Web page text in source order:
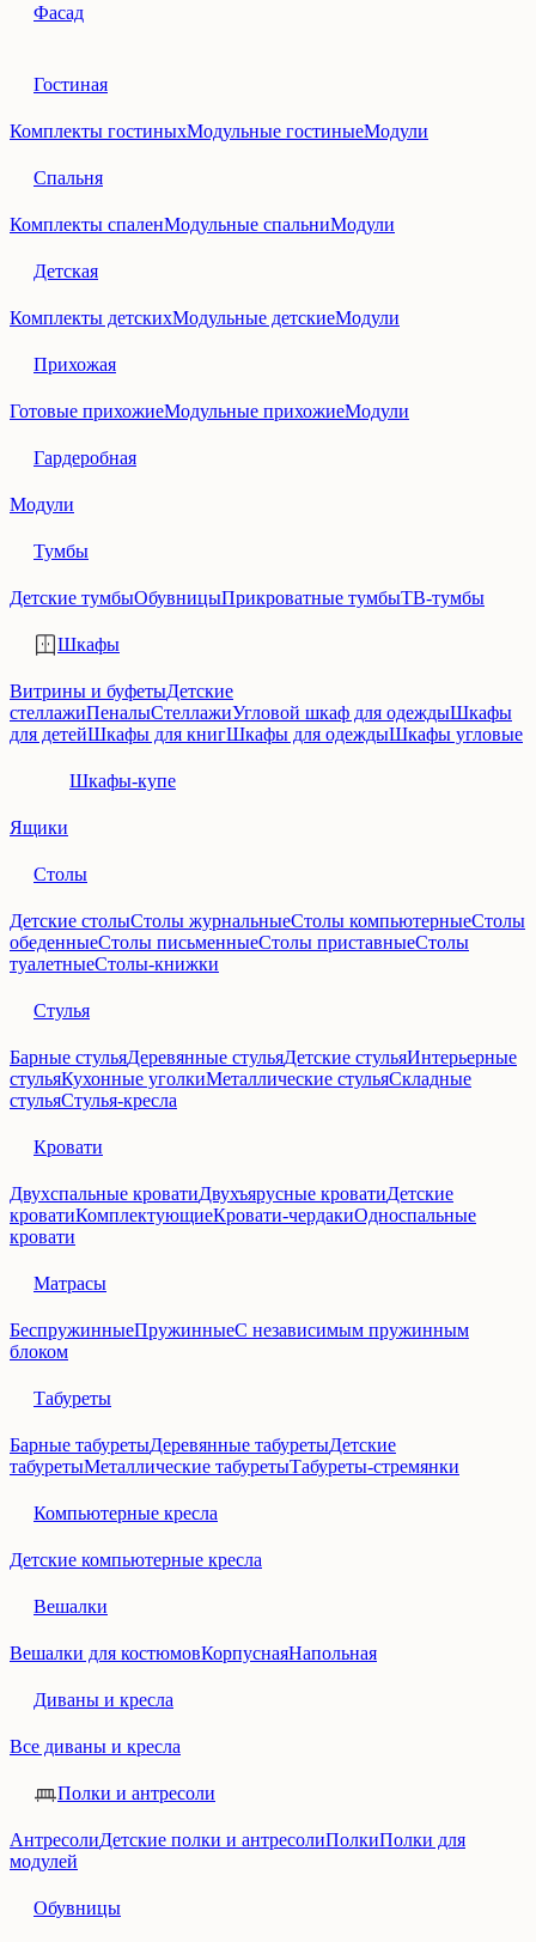
Фасад
Гостиная
Комплекты гостиныхМодульные гостиныеМодули
Спальня
Комплекты спаленМодульные спальниМодули
Детская
Комплекты детскихМодульные детскиеМодули
Прихожая
Готовые прихожиеМодульные прихожиеМодули
Гардеробная
Модули
Тумбы
Детские тумбыОбувницыПрикроватные тумбыТВ-тумбы
Шкафы
Витрины и буфетыДетские
стеллажиПеналыСтеллажиУгловой шкаф для одеждыШкафы
для детейШкафы для книгШкафы для одеждыШкафы угловые
Шкафы-купе
Ящики
Столы
Детские столыСтолы журнальныеСтолы компьютерныеСтолы
обеденныеСтолы письменныеСтолы приставныеСтолы
туалетныеСтолы-книжки
Стулья
Барные стульяДеревянные стульяДетские стульяИнтерьерные
стульяКухонные уголкиМеталлические стульяСкладные
стульяСтулья-кресла
Кровати
Двухспальные кроватиДвухъярусные кроватиДетские
кроватиКомплектующиеКровати-чердакиОдноспальные
кровати
Матрасы
БеспружинныеПружинныеС независимым пружинным
блоком
Табуреты
Барные табуретыДеревянные табуретыДетские
табуретыМеталлические табуретыТабуреты-стремянки
Компьютерные кресла
Детские компьютерные кресла
Вешалки
Вешалки для костюмовКорпуснаяНапольная
Диваны и кресла
Все диваны и кресла
Полки и антресоли
АнтресолиДетские полки и антресолиПолкиПолки для
модулей
Обувницы